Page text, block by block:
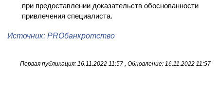
при предоставлении доказательств обоснованности
привлечения специалиста.
Источник: PROбанкротство
Первая публикация: 16.11.2022 11:57 , Обновление: 16.11.2022 11:57